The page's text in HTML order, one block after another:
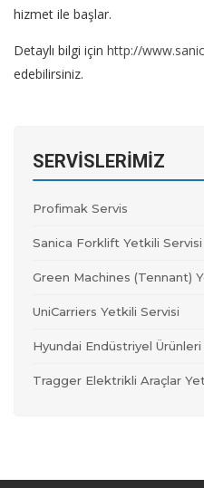
hizmet ile başlar.
Detaylı bilgi için http://
edebilirsiniz.
SERVISLERIMIZ
Profimak Servis
Sanica Forklift Yetkili Servisi
Green Machines (Tennant)
UniCarriers Yetkili Servisi
Hyundai Endüstriyel Ürünleri
Tragger Elektrikli Araçlar